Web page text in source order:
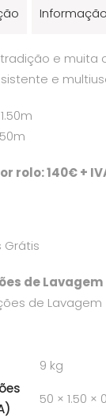
e muita
e
rolo: 140€ +
de Lavagem
9 kg
50 × 1.50 ×